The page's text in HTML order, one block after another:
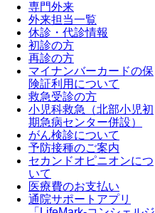
専門外来
外来担当一覧
休診・代診情報
初診の方
再診の方
マイナンバーカードの保
険証利用について
救急受診の方
小児科救急（北部小児初
期急病センター併設）
がん検診について
予防接種のご案内
セカンドオピニオンにつ
いて
医療費のお支払い
通院サポートアプリ